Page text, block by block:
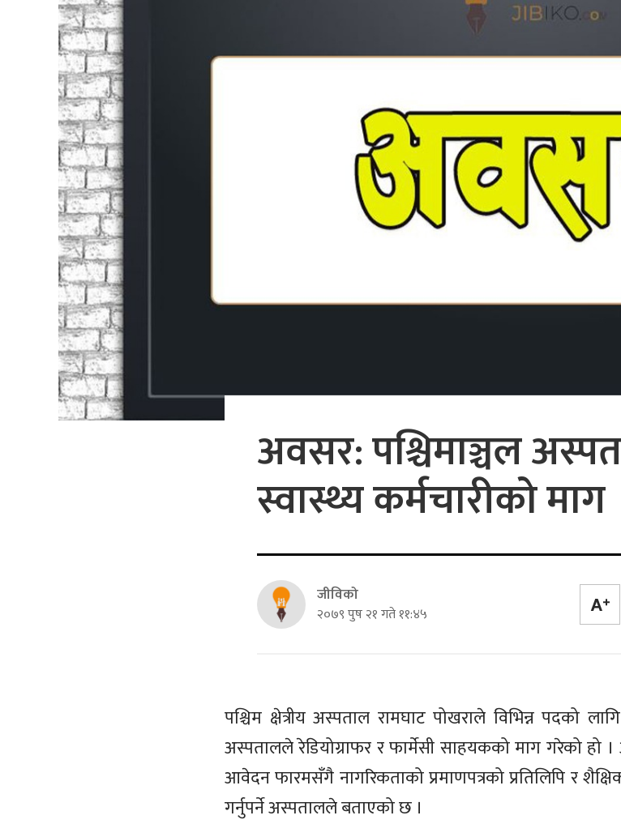
अवसर: पश्चिमाञ्चल
स्वास्थ्य कर्मचारीको माग
जीविको
२०७९ पुष २१ गते ११:४५
पश्चिम क्षेत्रीय अस्पताल रामघाट पोखराले विभिन्न पदको
अस्पतालले रेडियोग्राफर र फार्मेसी साहयकको माग गरेको
आवेदन फारमसँगै नागरिकताको प्रमाणपत्रको प्रतिलिपि र
गर्नुपर्ने अस्पतालले बताएको छ ।